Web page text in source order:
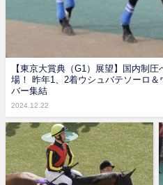
【東京大賞典（G1）展望】国内制
場！ 昨年1、2着ウシュバテソーロ
バー集結
2024.12.22